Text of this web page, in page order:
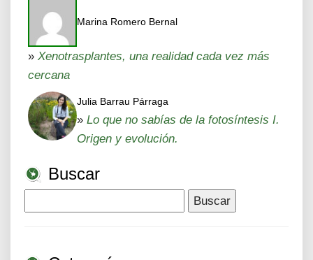
Marina Romero Bernal
» Xenotrasplantes, una realidad cada vez más
cercana
Julia Barrau Párraga
» Lo que no sabías de la fotosíntesis I.
Origen y evolución.
Buscar